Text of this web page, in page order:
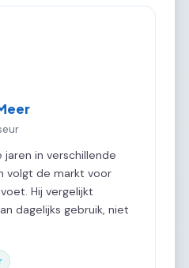
in verschillende
volgt de markt voor
Hij vergelijkt
dagelijks gebruik, niet